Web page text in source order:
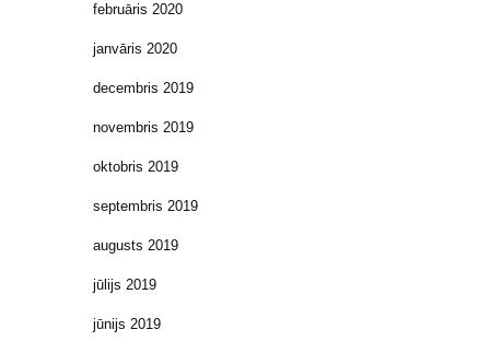
februāris 2020
janvāris 2020
decembris 2019
novembris 2019
oktobris 2019
septembris 2019
augusts 2019
jūlijs 2019
jūnijs 2019